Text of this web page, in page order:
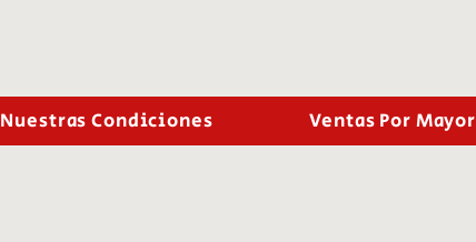
Nuestras Condiciones Ventas Por Mayor